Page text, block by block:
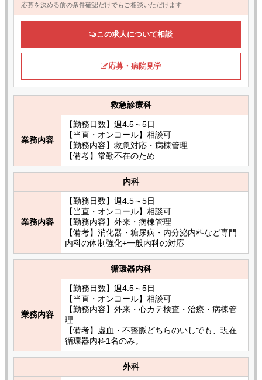
応募を決める前の条件確認だけでもご相談いただけます
この求人について相談
応募・病院見学
救急診療科
業務内容
【勤務日数】週4.5～5日
【当直・オンコール】相談可
【勤務内容】救急対応・病棟管理
【備考】常勤不在のため
内科
業務内容
【勤務日数】週4.5～5日
【当直・オンコール】相談可
【勤務内容】外来・病棟管理
【備考】消化器・糖尿病・内分泌内科など専門
内科の体制強化+一般内科の対応
循環器内科
業務内容
【勤務日数】週4.5～5日
【当直・オンコール】相談可
【勤務内容】外来・心カテ検査・治療・病棟管
理
【備考】虚血・不整脈どちらのいしでも、現在
循環器内科1名のみ。
外科